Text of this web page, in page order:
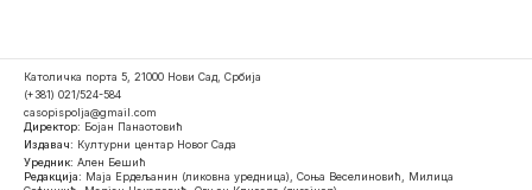
Католичка порта 5, 21000 Нови Сад, Србија
(+381) 021/524-584
casopispolja@gmail.com
Директор: Бојан Панаотовић
Издавач: Културни центар Новог Сада
Уредник: Ален Бешић
Редакција: Маја Ердељанин (ликовна уредница), Соња Веселиновић, Милица